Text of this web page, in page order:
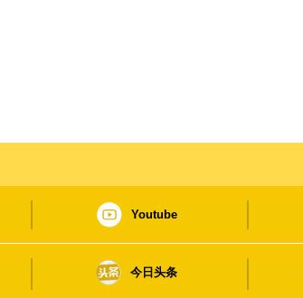
Youtube
今日头条